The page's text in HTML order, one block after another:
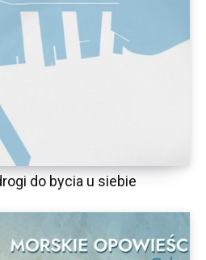
do bycia u siebie